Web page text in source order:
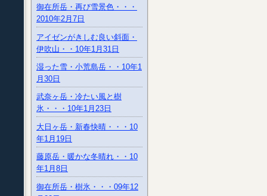
御在所岳・再び雪景色・・・
2010年2月7日
アイゼンがきしむ良い斜面・
伊吹山・・10年1月31日
湿った雪・小荒島岳・・10年1
月30日
武奈ヶ岳・冷たい風と樹
氷・・・10年1月23日
大日ヶ岳・新春快晴・・・10
年1月19日
藤原岳・暖かな冬晴れ・・10
年1月8日
御在所岳・樹氷・・・09年12